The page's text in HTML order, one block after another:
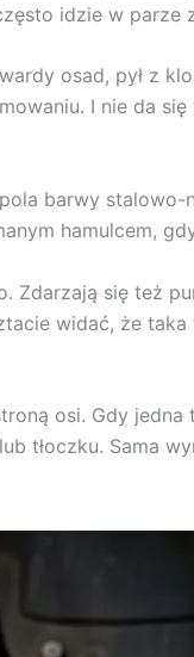
idzie w parze
osad, pył z
I nie da
barwy
hamulcem,
Zdarzają się też
widać, że taka
osi. Gdy jedna
tłoczku. Sama